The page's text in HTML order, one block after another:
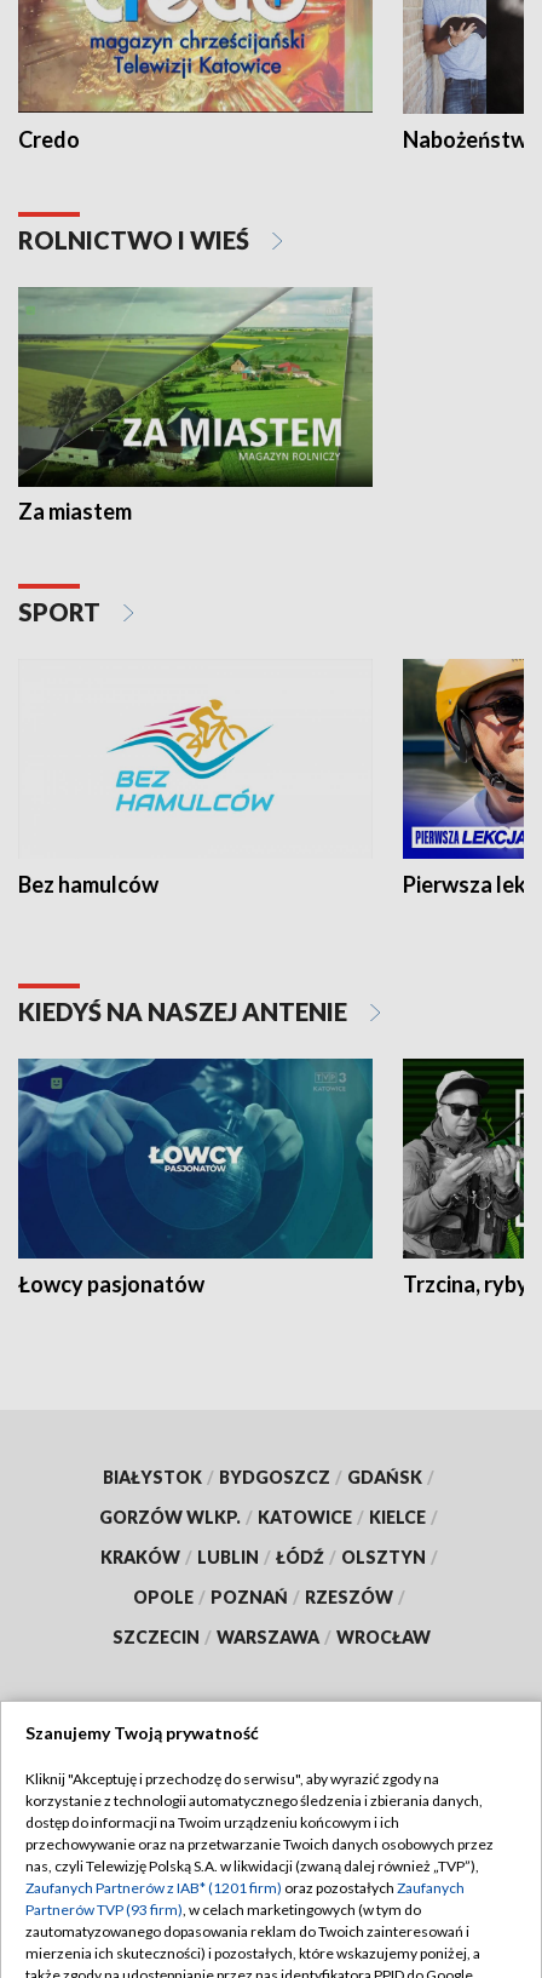
Credo
ROLNICTWO I WIEŚ
Za miastem
SPORT
Bez hamulców Pierwsza
KIEDYŚ NA NASZEJ ANTENIE
Łowcy pasjonatów Trzcina, ryby
BIAŁYSTOK / BYDGOSZCZ / GDAŃSK /
GORZÓW WLKP. / KATOWICE / KIELCE /
KRAKÓW / LUBLIN / ŁÓDŹ / OLSZTYN /
OPOLE / POZNAŃ / RZESZÓW /
SZCZECIN / WARSZAWA / WROCŁAW
TVP
Abonament TVP
Emisja w TVP
Centrum informacji TVP
Naziemna Telewizja Cyfrowa
Regulamin TVP
Polityka prywatności
Moje zgody
Pomoc
Szanujemy Twoją prywatność
Kliknij "Akceptuję i przechodzę do serwisu", aby wyrazić zgody na
korzystanie z technologii automatycznego śledzenia i zbierania danych,
dostęp do informacji na Twoim urządzeniu końcowym i ich
przechowywanie oraz na przetwarzanie Twoich danych osobowych przez
nas, czyli Telewizję Polską S.A. w likwidacji (zwaną dalej również „TVP”),
Zaufanych Partnerów z IAB* (1201 firm) oraz pozostałych Zaufanych
Partnerów TVP (93 firm), w celach marketingowych (w tym do
zautomatyzowanego dopasowania reklam do Twoich zainteresowań i
mierzenia ich skuteczności) i pozostałych, które wskazujemy poniżej, a